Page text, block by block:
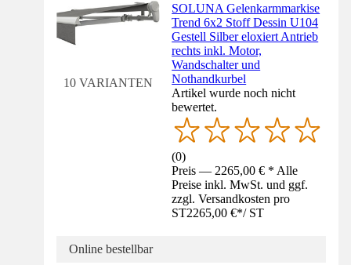
10 VARIANTEN
SOLUNA Gelenkarmmarkise
Trend 6x2 Stoff Dessin U104
Gestell Silber eloxiert Antrieb
rechts inkl. Motor,
Wandschalter und
Nothandkurbel
Artikel wurde noch nicht
bewertet.
(0)
Preis — 2265,00 € * Alle
Preise inkl. MwSt. und ggf.
zzgl. Versandkosten pro
ST2265,00 €*/ ST
Online bestellbar